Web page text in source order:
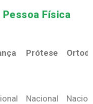
Física​
Prótese
Prótese
Nacional